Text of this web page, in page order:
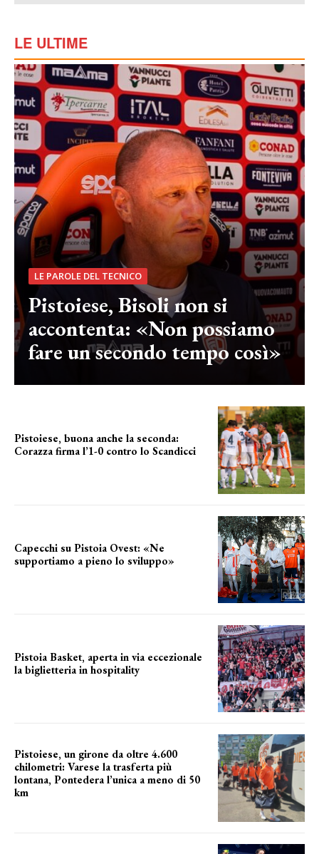
LE ULTIME
LE PAROLE DEL TECNICO
Pistoiese, Bisoli non si
accontenta: «Non possiamo
fare un secondo tempo così»
Pistoiese, buona anche la seconda:
Corazza firma l’1-0 contro lo Scandicci
Capecchi su Pistoia Ovest: «Ne
supportiamo a pieno lo sviluppo»
Pistoia Basket, aperta in via eccezionale
la biglietteria in hospitality
Pistoiese, un girone da oltre 4.600
chilometri: Varese la trasferta più
lontana, Pontedera l’unica a meno di 50
km